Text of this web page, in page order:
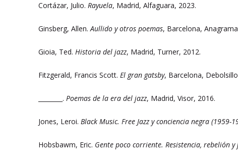
Cortázar, Julio.Rayuela, Madrid, Alfaguara, 2023.
Ginsberg, Allen.Aullido y otros poemas, Barcelona,
Gioia, Ted.Historia del jazz, Madrid, Turner, 2012.
Fitzgerald, Francis Scott.El gran gatsby, Barcelona,
________.Poemas de la era del jazz, Madrid, Visor, 2016.
Jones, Leroi.Black Music. Free Jazz y conciencia negra (1959-
Hobsbawm, Eric. Gente poco corriente. Resistencia, rebelión y